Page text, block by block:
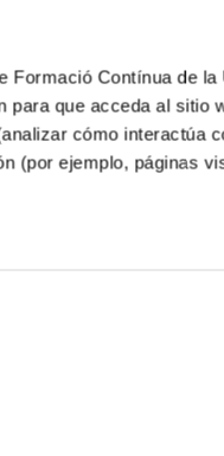
Formació Contínua de
para que acceda al
cómo interactúa
(por ejemplo, páginas